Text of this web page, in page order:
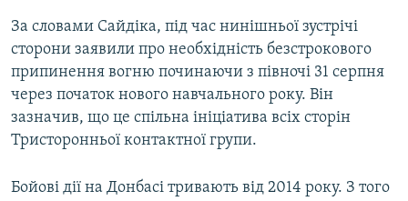
Усі сайти RFE/RL
За словами Сайдіка, під час нинішньої зустрічі
сторони заявили про необхідність безстрокового
припинення вогню починаючи з півночі 31 серпня
через початок нового навчального року. Він
зазначив, що це спільна ініціатива всіх сторін
Тристоронньої контактної групи.
Бойові дії на Донбасі тривають від 2014 року. З того